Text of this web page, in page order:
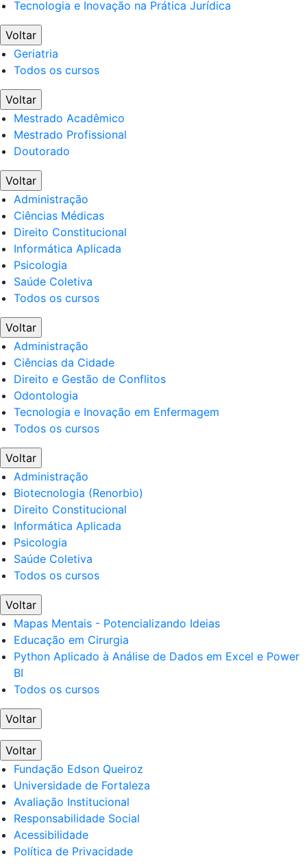
Tecnologia e Inovação na Prática Jurídica
Voltar
Geriatria
Todos os cursos
Voltar
Mestrado Acadêmico
Mestrado Profissional
Doutorado
Voltar
Administração
Ciências Médicas
Direito Constitucional
Informática Aplicada
Psicologia
Saúde Coletiva
Todos os cursos
Voltar
Administração
Ciências da Cidade
Direito e Gestão de Conflitos
Odontologia
Tecnologia e Inovação em Enfermagem
Todos os cursos
Voltar
Administração
Biotecnologia (Renorbio)
Direito Constitucional
Informática Aplicada
Psicologia
Saúde Coletiva
Todos os cursos
Voltar
Mapas Mentais - Potencializando Ideias
Educação em Cirurgia
Python Aplicado à Análise de Dados em Excel e Power
BI
Todos os cursos
Voltar
Voltar
Fundação Edson Queiroz
Universidade de Fortaleza
Avaliação Institucional
Responsabilidade Social
Acessibilidade
Política de Privacidade